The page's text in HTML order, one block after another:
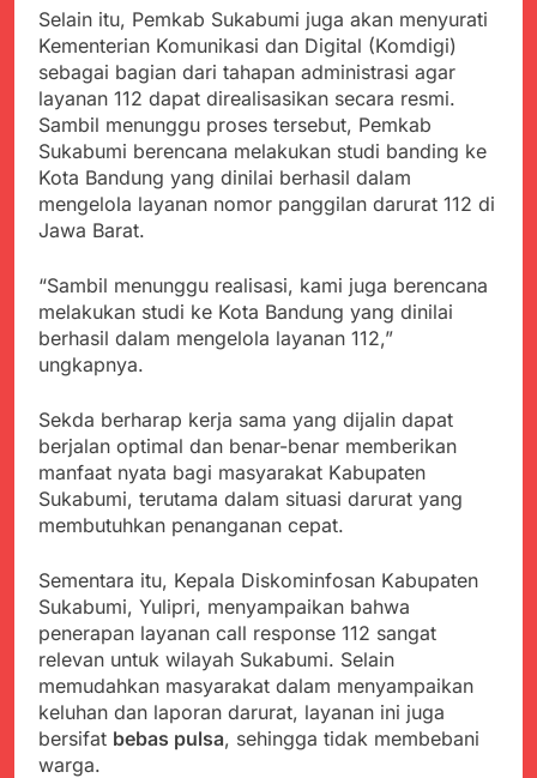
Zulhas Pastikan SPPG
di Wilayah 3T Tuntas
Pekan Ini, Integrasi
Data MBG Hampir
Rampung
Agustus 6, 2026
Bobby Maulana Pastikan
Kawasan Kuliner Ahmad
Yani Tetap Bersih,
Pemkot Sukabumi
Perkuat Penataan
Pedagang dan
Agustus 6, 2026
Ribuan Warga Padati
Peringatan Hari ASI
Sedunia di Cibadak,
Peradaban dan Upaya
Cegah Stunting
Agustus 6, 2026
Kapolresta Sumenep
Koordinasikan dan
Berangkatkan Empat
Korban Kebakaran KMP
Agustus 5, 2026
SMA Negeri Nyalindung
Sukabumi Diduga
Disorot karena Dinilai
Bertentangan dengan
Edaran Disdik Jabar
Ketua Umum FSP
Maritim Indonesia
Bantah Isu Mogok
Nasional TKBM: “Belum
Ada Keputusan Resmi”
Agustus 3, 2026
Menjelajahi Potensi
Alam dan Kehangatan
Gotong Royong di
Agustus 3, 2026
Selain itu, Pemkab Sukabumi juga akan menyurati
Kementerian Komunikasi dan Digital (Komdigi)
sebagai bagian dari tahapan administrasi agar
layanan 112 dapat direalisasikan secara resmi.
Sambil menunggu proses tersebut, Pemkab
Sukabumi berencana melakukan studi banding ke
Kota Bandung yang dinilai berhasil dalam
mengelola layanan nomor panggilan darurat 112 di
Jawa Barat.
“Sambil menunggu realisasi, kami juga berencana
melakukan studi ke Kota Bandung yang dinilai
berhasil dalam mengelola layanan 112,”
ungkapnya.
Sekda berharap kerja sama yang dijalin dapat
berjalan optimal dan benar-benar memberikan
manfaat nyata bagi masyarakat Kabupaten
Sukabumi, terutama dalam situasi darurat yang
membutuhkan penanganan cepat.
Sementara itu, Kepala Diskominfosan Kabupaten
Sukabumi, Yulipri, menyampaikan bahwa
penerapan layanan call response 112 sangat
relevan untuk wilayah Sukabumi. Selain
memudahkan masyarakat dalam menyampaikan
keluhan dan laporan darurat, layanan ini juga
bersifat bebas pulsa, sehingga tidak membebani
warga.